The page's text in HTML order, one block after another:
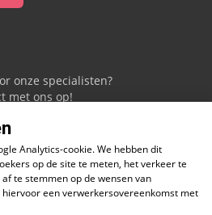
onze specialisten?
met ons op!
Analytics-cookie. We hebben dit
op de site te meten, het verkeer te
te stemmen op de wensen van
een verwerkersovereenkomst met